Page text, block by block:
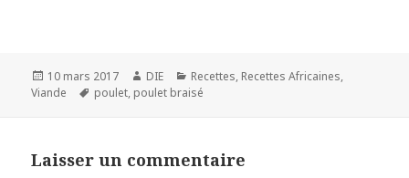
Publié
le
10 mars 2017 Auteur
DIE Catégories
Recettes, Recettes Africaines,
Viande
Mots-
poulet, poulet braisé
Laisser un commentaire